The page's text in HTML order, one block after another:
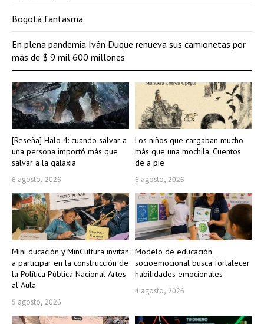
[Reseña] Halo 4: cuando salvar a
una persona importó más que
salvar a la galaxia
6 agosto, 2026
Los niños que cargaban mucho
más que una mochila: Cuentos
de a pie
6 agosto, 2026
MinEducación y MinCultura invitan
a participar en la construcción de
la Política Pública Nacional Artes
al Aula
5 agosto, 2026
Modelo de educación
socioemocional busca fortalecer
habilidades emocionales
4 agosto, 2026
Bogotá fantasma
En plena pandemia Iván Duque renueva sus camionetas por
más de $ 9 mil 600 millones